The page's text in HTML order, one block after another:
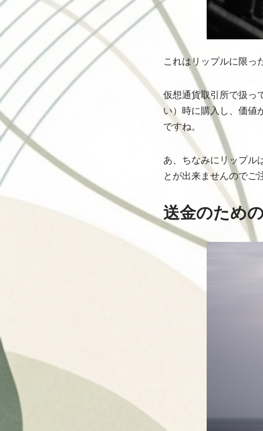
これはリップルに限っ
仮想通貨取引所で扱っ
い）時に購入し、価値
ですね。
あ、ちなみにリップル
とが出来ませんのでご
送金のため